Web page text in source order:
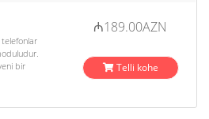
telefonlar
bir
₼189.00AZN
Telli kohe